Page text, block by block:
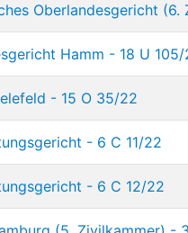
Oberlandesgericht
Hamm - 18 U
- 15 O 35/22
- 6 C 11/22
- 6 C 12/22